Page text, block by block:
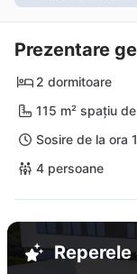
Prezentare
2 dormitoare
115 m² spațiu
Sosire de la ora
4 persoane